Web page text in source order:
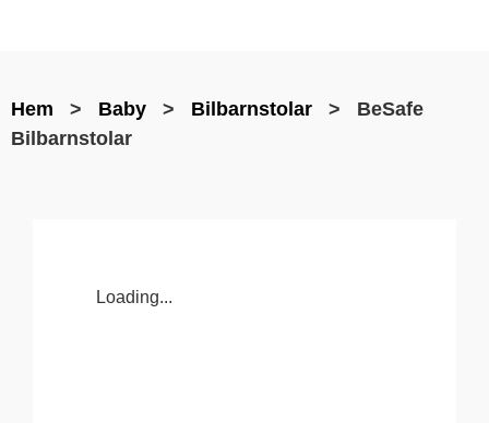
Hem > Baby > Bilbarnstolar > BeSafe
Bilbarnstolar
Loading...